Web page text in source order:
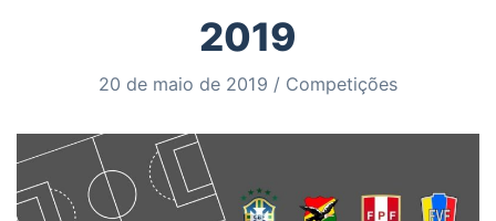
2019
20 de maio de 2019 Competições